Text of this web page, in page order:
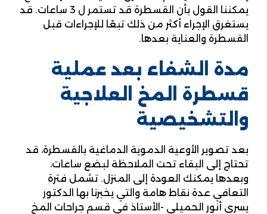
يمكننا القول بأن القسطرة قد تستمر ل 3 ساعات. قد
يستغرق الإجراء أكثر من ذلك تبعًا للإجراءات قبل
القسطرة والعناية بعدها.
مدة الشفاء بعد عملية
قسطرة المخ العلاجية
والتشخيصية
بعد تصوير الأوعية الدموية الدماغية بالقسطرة، قد
تحتاج إلى البقاء تحت الملاحظة لبضع ساعات،
وبعدها يمكنك العودة إلى المنزل. تشمل فترة
التعافي عدة نقاط هامة والتي يخبرنا بها الدكتور
يسري أنور الحميلي -الأستاذ في قسم جراحات المخ